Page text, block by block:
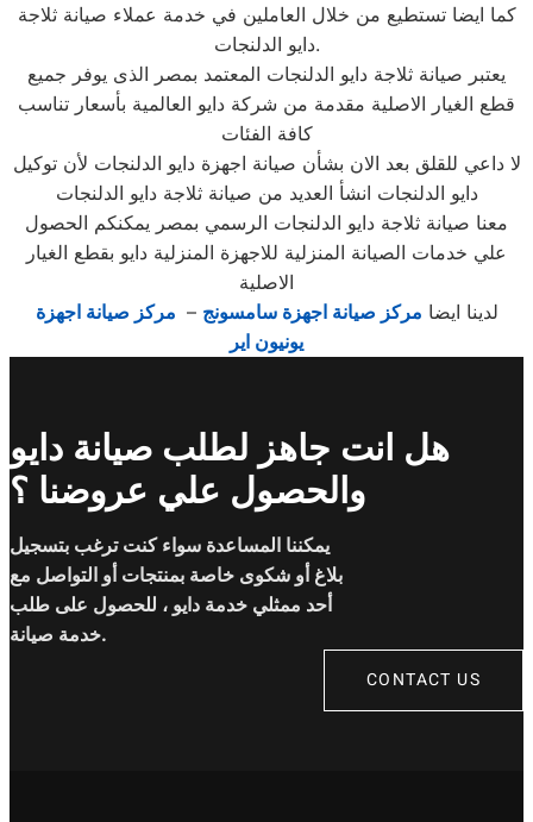
كما ايضا تستطيع من خلال العاملين في خدمة عملاء صيانة ثلاجة
دايو الدلنجات.
يعتبر صيانة ثلاجة دايو الدلنجات المعتمد بمصر الذى يوفر جميع
قطع الغيار الاصلية مقدمة من شركة دايو العالمية بأسعار تناسب
كافة الفئات
لا داعي للقلق بعد الان بشأن صيانة اجهزة دايو الدلنجات لأن توكيل
دايو الدلنجات انشأ العديد من صيانة ثلاجة دايو الدلنجات
معنا صيانة ثلاجة دايو الدلنجات الرسمي بمصر يمكنكم الحصول
علي خدمات الصيانة المنزلية للاجهزة المنزلية دايو بقطع الغيار
الاصلية
لدينا ايضا مركز صيانة اجهزة سامسونج – مركز صيانة اجهزة
يونيون اير
هل انت جاهز لطلب صيانة دايو
والحصول علي عروضنا ؟
يمكننا المساعدة سواء كنت ترغب بتسجيل
بلاغ أو شكوى خاصة بمنتجات أو التواصل مع
أحد ممثلي خدمة دايو ، للحصول على طلب
خدمة صيانة.
CONTACT US